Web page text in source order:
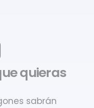
quieras
sabrán